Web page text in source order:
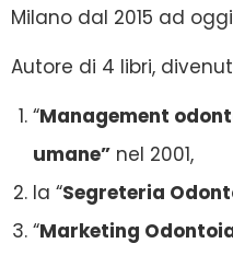
Milano dal 2015 ad
Autore di 4 libri,
“Management
umane” nel 2001,
la “Segreteria
“Marketing